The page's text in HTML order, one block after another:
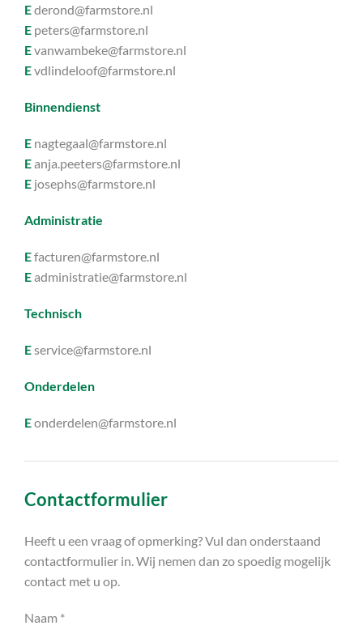
Ederond@farmstore.nl
E peters@farmstore.nl
Evanwambeke@farmstore.nl
Evdlindeloof@farmstore.nl
Binnendienst
E nagtegaal@farmstore.nl
Eanja.peeters@farmstore.nl
E josephs@farmstore.nl
Administratie
Efacturen@farmstore.nl
Eadministratie@farmstore.nl
Technisch
Eservice@farmstore.nl
Onderdelen
Eonderdelen@farmstore.nl
Contactformulier
Heeft u een vraag of opmerking? Vul dan onderstaand
contactformulier in. Wij nemen dan zo spoedig mogelijk
contact met u op.
Naam *